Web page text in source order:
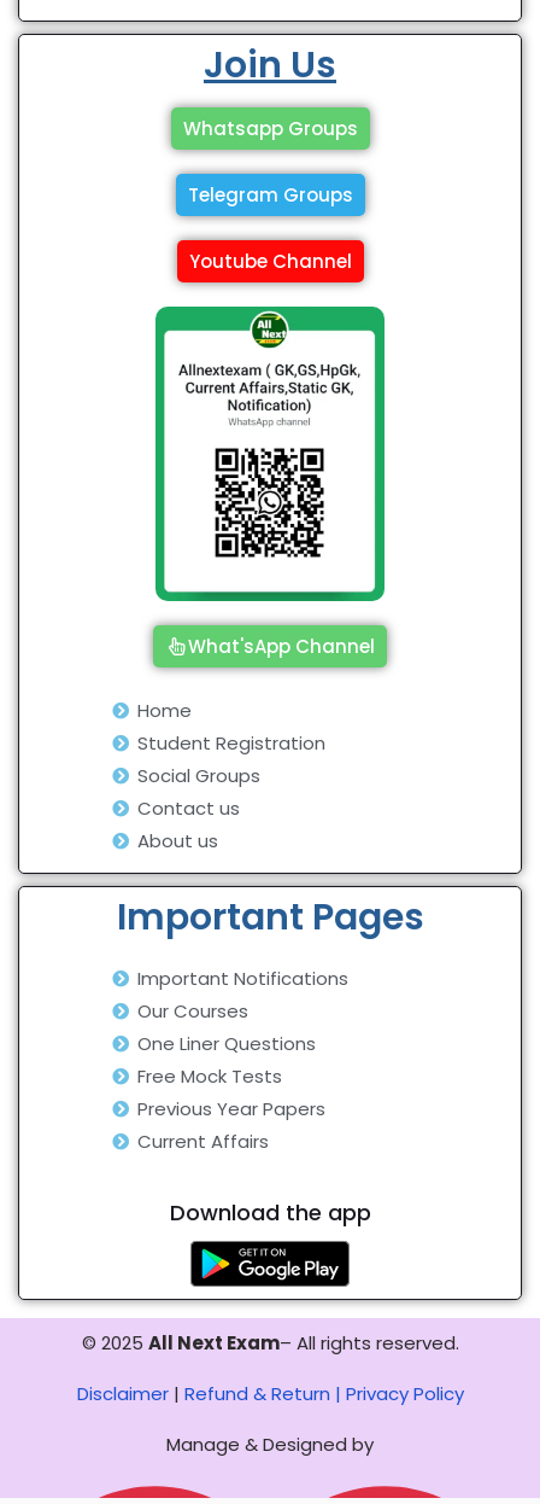
Join Us
Whatsapp Groups
Telegram Groups
Youtube Channel
What'sApp Channel
Home
Student Registration
Social Groups
Contact us
About us
Important Pages
Important Notifications
Our Courses
One Liner Questions
Free Mock Tests
Previous Year Papers
Current Affairs
Download the app
© 2025 All Next Exam– All rights reserved.
Disclaimer| Refund & Return | Privacy Policy
Manage & Designed by